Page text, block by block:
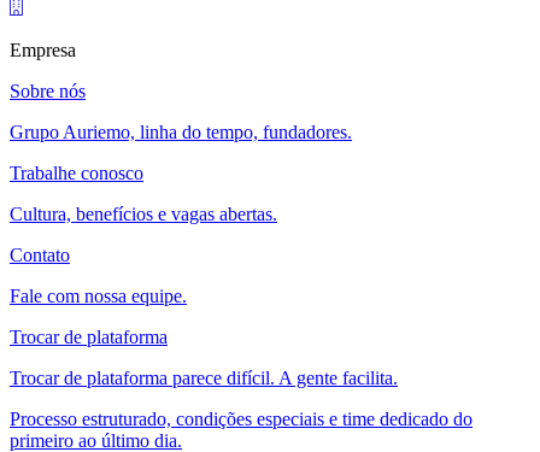
Empresa
Sobre nós
Grupo Auriemo, linha do tempo, fundadores.
Trabalhe conosco
Cultura, benefícios e vagas abertas.
Contato
Fale com nossa equipe.
Trocar de plataforma
Trocar de plataforma parece difícil. A gente facilita.
Processo estruturado, condições especiais e time dedicado do
primeiro ao último dia.